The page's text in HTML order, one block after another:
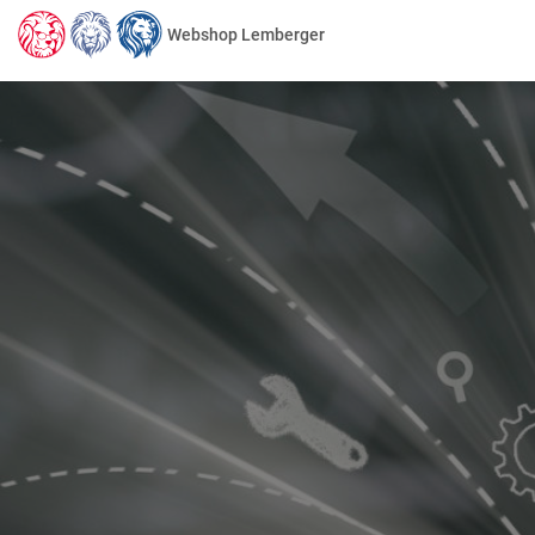
Webshop Lemberger